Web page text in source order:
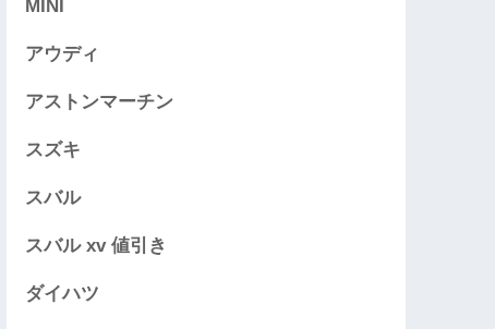
MINI
アウディ
アストンマーチン
スズキ
スバル
スバル xv 値引き
ダイハツ